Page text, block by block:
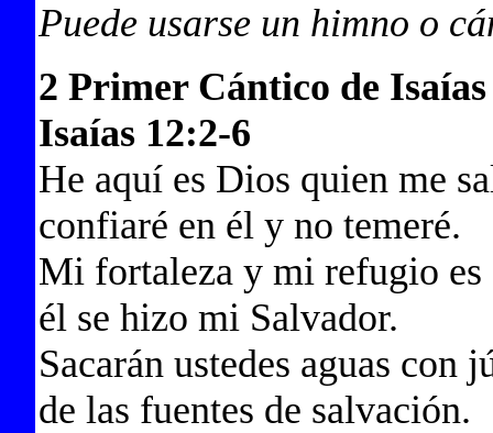
Puede usarse un himno o
2 Primer Cántico de Isaías
Isaías 12:2-6
He aquí es Dios quien me
confiaré en él y no temeré.
Mi fortaleza y mi refugio
él se hizo mi Salvador.
Sacarán ustedes aguas con
de las fuentes de salvación.